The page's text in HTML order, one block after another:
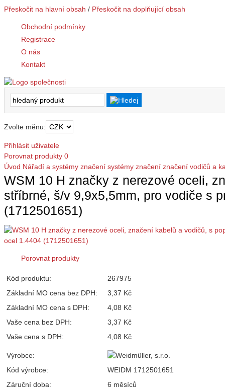
Přeskočit na hlavní obsah / Přeskočit na doplňující obsah
Obchodní podmínky
Registrace
O nás
Kontakt
Zvolte měnu:
Přihlásit uživatele
Porovnat produkty 0
Úvod Nářadí a systémy značení systémy značení značení vodičů a
WSM 10 H značky z nerezové oceli,
stříbrné, š/v 9,9x5,5mm, pro vodiče s
(1712501651)
Porovnat produkty
Kód produktu:
267975
Základní MO cena bez DPH:
3,37 Kč
Základní MO cena s DPH:
4,08 Kč
Vaše cena bez DPH:
3,37 Kč
Vaše cena s DPH:
4,08 Kč
Výrobce:
Kód výrobce:
WEIDM 1712501651
Záruční doba:
6 měsíců